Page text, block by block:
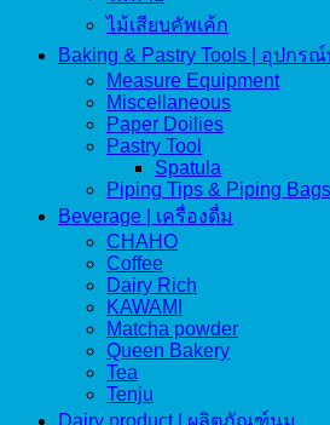
ไม้เสียบคัพเค้ก
Baking & Pastry Tools | อุปกร
Measure Equipment
Miscellaneous
Paper Doilies
Pastry Tool
Spatula
Piping Tips & Piping Bags
Beverage | เครื่องดื่ม
CHAHO
Coffee
Dairy Rich
KAWAMI
Matcha powder
Queen Bakery
Tea
Tenju
Dairy product | ผลิตภัณฑ์นม